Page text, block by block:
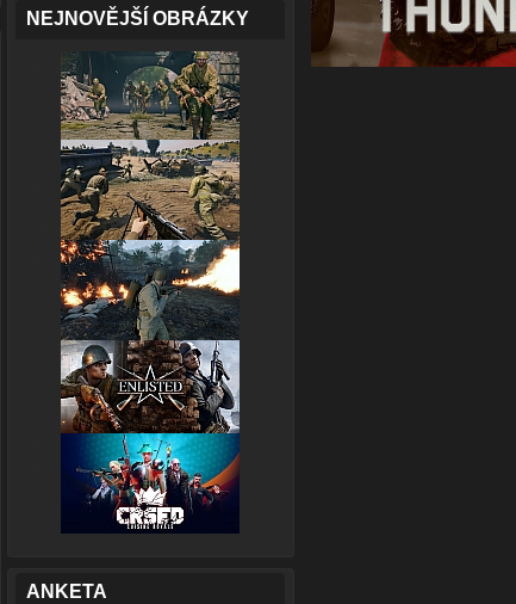
NEJNOVĚJŠÍ OBRÁZKY
ANKETA